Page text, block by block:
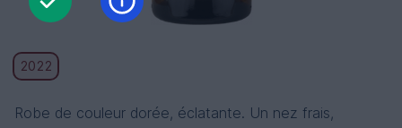
2022
Robe de couleur dorée, éclatante. Un nez frais,